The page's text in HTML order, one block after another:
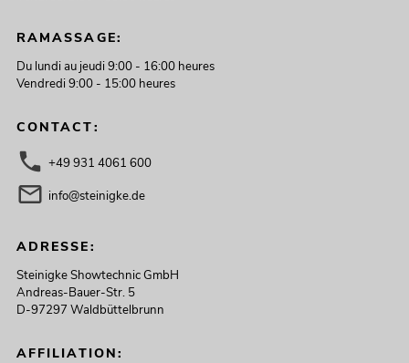
RAMASSAGE:
Du lundi au jeudi 9:00 - 16:00 heures
Vendredi 9:00 - 15:00 heures
CONTACT:
+49 931 4061 600
info@steinigke.de
ADRESSE:
Steinigke Showtechnic GmbH
Andreas-Bauer-Str. 5
D-97297 Waldbüttelbrunn
AFFILIATION: